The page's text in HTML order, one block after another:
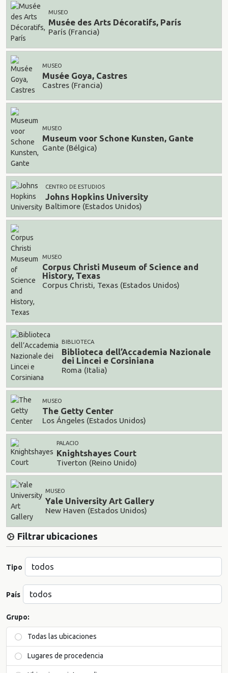
MUSEO
Musée des Arts Décoratifs, París
París (Francia)
MUSEO
Musée Goya, Castres
Castres (Francia)
MUSEO
Museum voor Schone Kunsten, Gante
Gante (Bélgica)
CENTRO DE ESTUDIOS
Johns Hopkins University
Baltimore (Estados Unidos)
MUSEO
Corpus Christi Museum of Science and
History, Texas
Corpus Christi, Texas (Estados Unidos)
BIBLIOTECA
Biblioteca dell’Accademia Nazionale
dei Lincei e Corsiniana
Roma (Italia)
MUSEO
The Getty Center
Los Ángeles (Estados Unidos)
PALACIO
Knightshayes Court
Tiverton (Reino Unido)
MUSEO
Yale University Art Gallery
New Haven (Estados Unidos)
Filtrar ubicaciones
Tipo
País
Grupo:
Todas las ubicaciones
Lugares de procedencia